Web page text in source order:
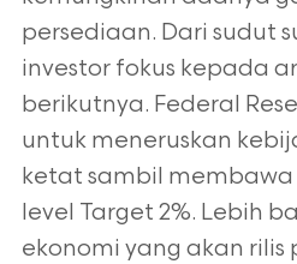
persediaan. Dari sudut
investor fokus kepada
berikutnya. Federal
untuk meneruskan
ketat sambil membawa
level Target 2%. Lebih
ekonomi yang akan rilis